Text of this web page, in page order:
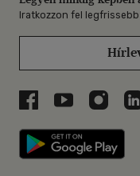
Iratkozzon fel
Libri aLibri aLibri